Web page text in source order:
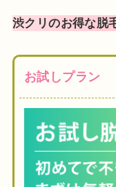
渋クリのお得な脱
お試しプラン